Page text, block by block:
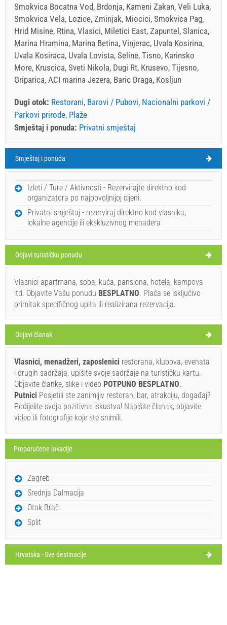
Smokvica Bocatna Vod, Brdonja, Kameni Zakan, Veli Luka,
Smokvica Vela, Lozice, Zminjak, Miocici, Smokvica Pag,
Hrid Misine, Rtina, Vlasici, Miletici East, Zapuntel, Slanica,
Marina Hramina, Marina Betina, Vinjerac, Uvala Kosirina,
Uvala Kosiraca, Uvala Lovista, Seline, Tisno, Karinsko
More, Kruscica, Sveti Nikola, Dugi Rt, Krusevo, Tijesno,
Griparica, ACI marina Jezera, Baric Draga, Kosljun
Dugi otok: Restorani, Barovi / Pubovi, Nacionalni parkovi /
Parkovi prirode, Plaže
Smještaj i ponuda: Privatni smještaj
Dugi otok Vrijeme
NEDJELJA
Hrvatska Dugi otok
SALI
27°C
Brzina vjetra: 6.62 km/h
10. 8. 2026. 28°C
utorak,
11. 8. 2026. 28°C
srijeda,
12. 8. 2026. 28°C
četvrtak,
13. 8. 2026.
petak,
14. 8. 2026.
Turistička mapa
Ivan Nane (Facebook page)
Address: Zaglav 23 Tel:385992061606
E-mail:matija.ramov@gmail.com WORKING HOURS
Obavezno posjetiti(/) Posjetiti(/) Zaobići(/)
PRIKAŽI NA MAPI
PROČITAJ VIŠE / KOMENTIRAJ
AmarcordWorld (Restoran) Soline
Smještaj i ponuda
Izleti / Ture / Aktivnosti - Rezervirajte direktno kod
organizatora po najpovoljnijoj cijeni.
Privatni smještaj - rezerviraj direktno kod vlasnika,
lokalne agencije ili ekskluzivnog menađera
Objavi turističku ponudu
Vlasnici apartmana, soba, kuća, pansiona, hotela, kampova
itd. Objavite Vašu ponudu BESPLATNO. Plaća se isključivo
primitak specifičnog upita ili realizirana rezervacija.
Objavi članak
Vlasnici, menadžeri, zaposlenici restorana, klubova, evenata
i drugih sadržaja, upišite svoje sadržaje na turističku kartu.
Objavite članke, slike i video POTPUNO BESPLATNO.
Putnici Posjetili ste zanimljiv restoran, bar, atrakciju, događaj?
Podijelite svoja pozitivna iskustva! Napišite članak, objavite
video ili fotografije koje ste snimili.
Preporučene lokacije
Zagreb
Srednja Dalmacija
Otok Brač
Split
Hrvatska - Sve destinacije